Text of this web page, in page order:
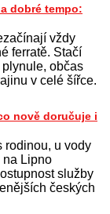
dobré tempo:
vždy
ferratě. Stačí
plynule, občas
v celé šířce.
nově doručuje i
rodinou, u vody
na Lipno
služby
českých